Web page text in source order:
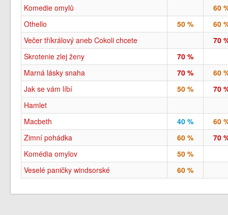
Komedie omylů
60
Othello
50 %
60
Večer tříkrálový aneb Cokoli chcete
70
Skrotenie zlej ženy
70 %
Marná lásky snaha
70 %
60
Jak se vám líbí
50 %
70
Hamlet
Macbeth
40 %
60
Zimní pohádka
60 %
70
Komédia omylov
50 %
Veselé paničky windsorské
60 %